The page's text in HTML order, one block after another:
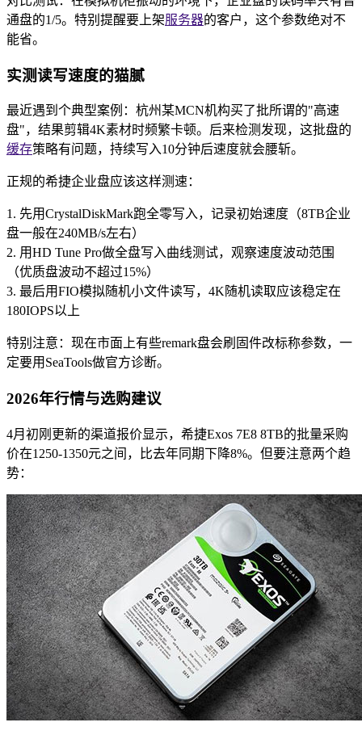
通盘的1/5。特别提醒要上架服务器的客户，这个参数绝对不
能省。
实测读写速度的猫腻
最近遇到个典型案例：杭州某MCN机构买了批所谓的"高速
盘"，结果剪辑4K素材时频繁卡顿。后来检测发现，这批盘的
缓存策略有问题，持续写入10分钟后速度就会腰斩。
正规的希捷企业盘应该这样测速：
1. 先用CrystalDiskMark跑全零写入，记录初始速度（8TB企业
盘一般在240MB/s左右）
2. 用HD Tune Pro做全盘写入曲线测试，观察速度波动范围
（优质盘波动不超过15%）
3. 最后用FIO模拟随机小文件读写，4K随机读取应该稳定在
180IOPS以上
特别注意：现在市面上有些remark盘会刷固件改标称参数，一
定要用SeaTools做官方诊断。
2026年行情与选购建议
4月初刚更新的渠道报价显示，希捷Exos 7E8 8TB的批量采购
价在1250-1350元之间，比去年同期下降8%。但要注意两个趋
势：